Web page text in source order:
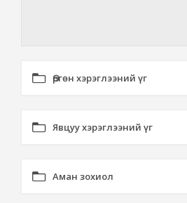
Өргөн хэрэглээний үг
Явцуу хэрэглээний үг
Аман зохиол